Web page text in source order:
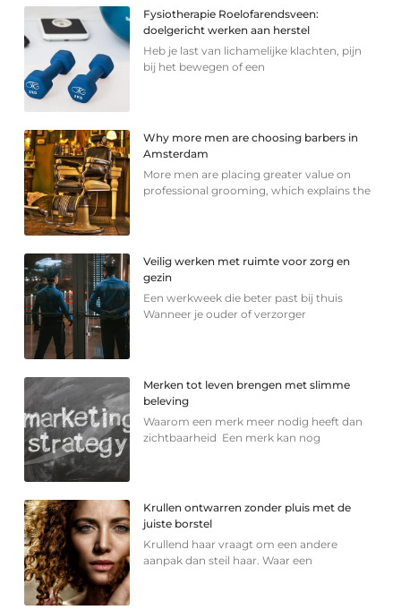
Fysiotherapie Roelofarendsveen:
doelgericht werken aan herstel
Heb je last van lichamelijke klachten, pijn
bij het bewegen of een
Why more men are choosing barbers in
Amsterdam
More men are placing greater value on
professional grooming, which explains the
Veilig werken met ruimte voor zorg en
gezin
Een werkweek die beter past bij thuis
Wanneer je ouder of verzorger
Merken tot leven brengen met slimme
beleving
Waarom een merk meer nodig heeft dan
zichtbaarheid Een merk kan nog
Krullen ontwarren zonder pluis met de
juiste borstel
Krullend haar vraagt om een andere
aanpak dan steil haar. Waar een